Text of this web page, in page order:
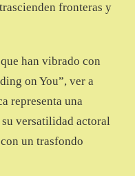
fronteras y
han vibrado con
on You”, ver a
representa una
versatilidad actoral
un trasfondo